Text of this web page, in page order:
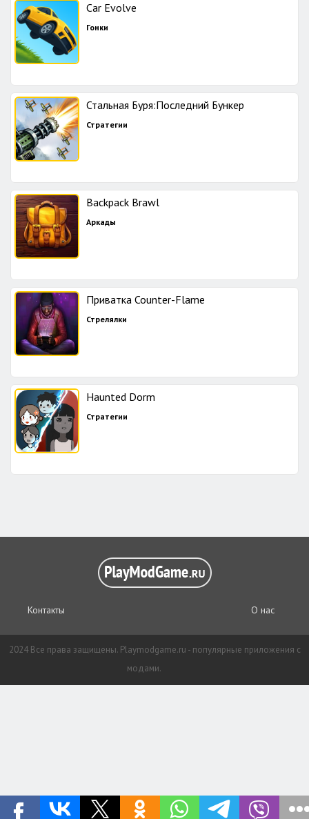
Car Evolve
Гонки
Стальная Буря:Последний Бункер
Стратегии
Backpack Brawl
Аркады
Приватка Counter-Flame
Стрелялки
Haunted Dorm
Стратегии
Контакты О нас
2024 Все права защищены. Playmodgame.ru - популярные приложения с
модами.